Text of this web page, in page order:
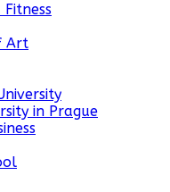
Art
in Prague